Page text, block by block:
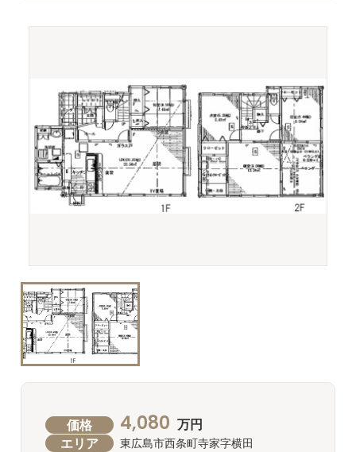
価格 4,080 万円
エリア 東広島市西条町寺家字横田